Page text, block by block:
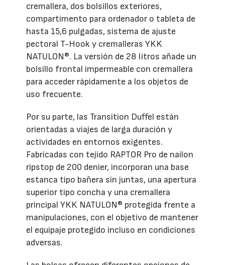
cremallera, dos bolsillos exteriores,
compartimento para ordenador o tableta de
hasta 15,6 pulgadas, sistema de ajuste
pectoral T-Hook y cremalleras YKK
NATULON®. La versión de 28 litros añade un
bolsillo frontal impermeable con cremallera
para acceder rápidamente a los objetos de
uso frecuente.
Por su parte, las Transition Duffel están
orientadas a viajes de larga duración y
actividades en entornos exigentes.
Fabricadas con tejido RAPTOR Pro de nailon
ripstop de 200 denier, incorporan una base
estanca tipo bañera sin juntas, una apertura
superior tipo concha y una cremallera
principal YKK NATULON® protegida frente a
manipulaciones, con el objetivo de mantener
el equipaje protegido incluso en condiciones
adversas.